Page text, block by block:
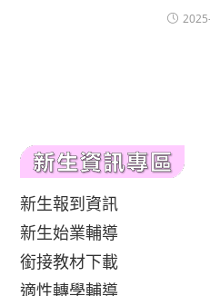
新生報到資訊
新生始業輔導
銜接教材下載
適性轉學輔導